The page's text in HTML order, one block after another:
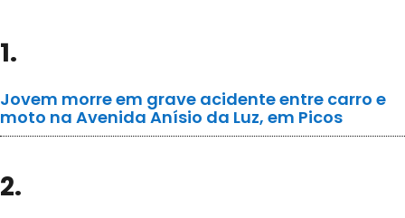
1.
Jovem morre em grave acidente entre carro e
moto na Avenida Anísio da Luz, em Picos
2.